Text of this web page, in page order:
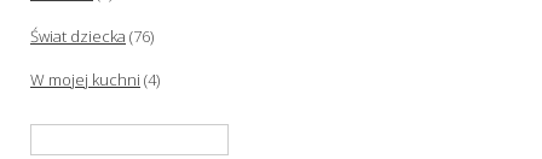
Świat dziecka (76)
W mojej kuchni (4)